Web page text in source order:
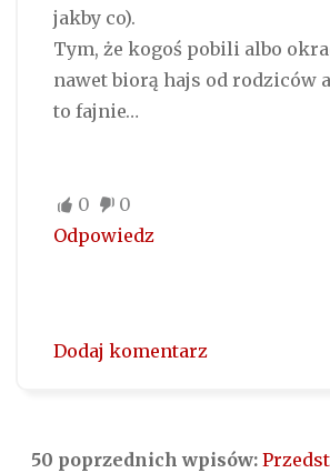
jakby co).
Tym, że kogoś pobili albo
nawet biorą hajs od rodziców
to fajnie…
0
0
Odpowiedz
Dodaj komentarz
50 poprzednich wpisów: